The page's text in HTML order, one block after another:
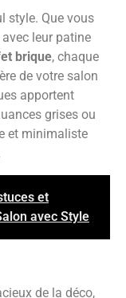
style. Que vous
avec leur patine
brique, chaque
de votre salon
apportent
grises ou
et minimaliste
et
avec Style
de la déco,